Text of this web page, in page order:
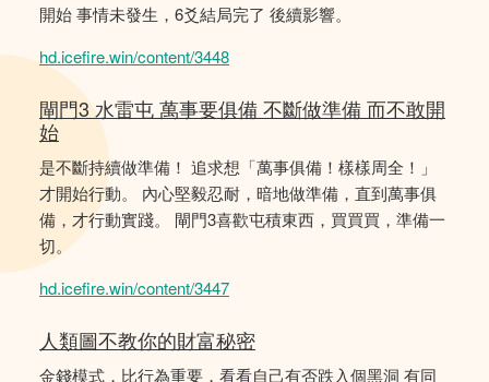
開始 事情未發生，6爻結局完了 後續影響。
hd.icefire.win/content/3448
閘門3 水雷屯 萬事要俱備 不斷做準備 而不敢開
始
是不斷持續做準備！ 追求想「萬事俱備！樣樣周全！」
才開始行動。 內心堅毅忍耐，暗地做準備，直到萬事俱
備，才行動實踐。 閘門3喜歡屯積東西，買買買，準備一
切。
hd.icefire.win/content/3447
人類圖不教你的財富秘密
金錢模式，比行為重要，看看自己有否跌入個黑洞 有同